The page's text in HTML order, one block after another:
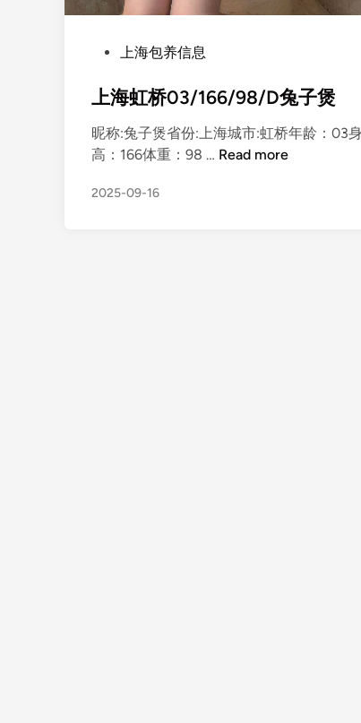
e
d
n
上海包养信息
上海虹桥03/166/98/D兔子煲
昵称:兔子煲省份:上海城市:虹桥年龄：03身
高：166体重：98 … 上
Read more
2025-09-16